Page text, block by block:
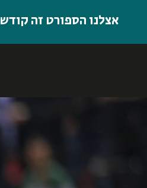
אצלנו הספורט זה קודש